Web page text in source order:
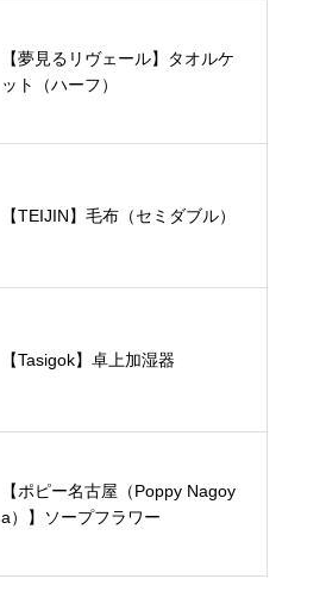
【夢見るリヴェール】タオルケ
ット（ハーフ）
【TEIJIN】毛布（セミダブル）
【Tasigok】卓上加湿器
【ポピー名古屋（Poppy Nagoy
a）】ソープフラワー